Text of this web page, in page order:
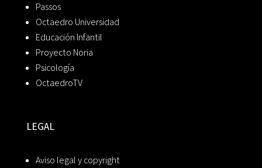
Passos
Octaedro Universidad
Educación Infantil
Proyecto Noria
Psicología
OctaedroTV
LEGAL
Aviso legal y copyright